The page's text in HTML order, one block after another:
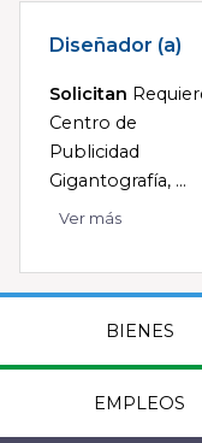
Diseñador (a)
Solicitan
Centro de
Publicidad
Gigantografía, ...
Ver más
BIENES
EMPLEOS